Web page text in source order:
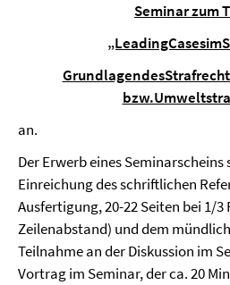
Seminar zum
an.
Der Erwerb eines Seminarscheins
Einreichung des schriftlichen
Ausfertigung, 20-22 Seiten bei 1/3
Zeilenabstand) und dem
Teilnahme an der Diskussion im
Vortrag im Seminar, der ca. 20